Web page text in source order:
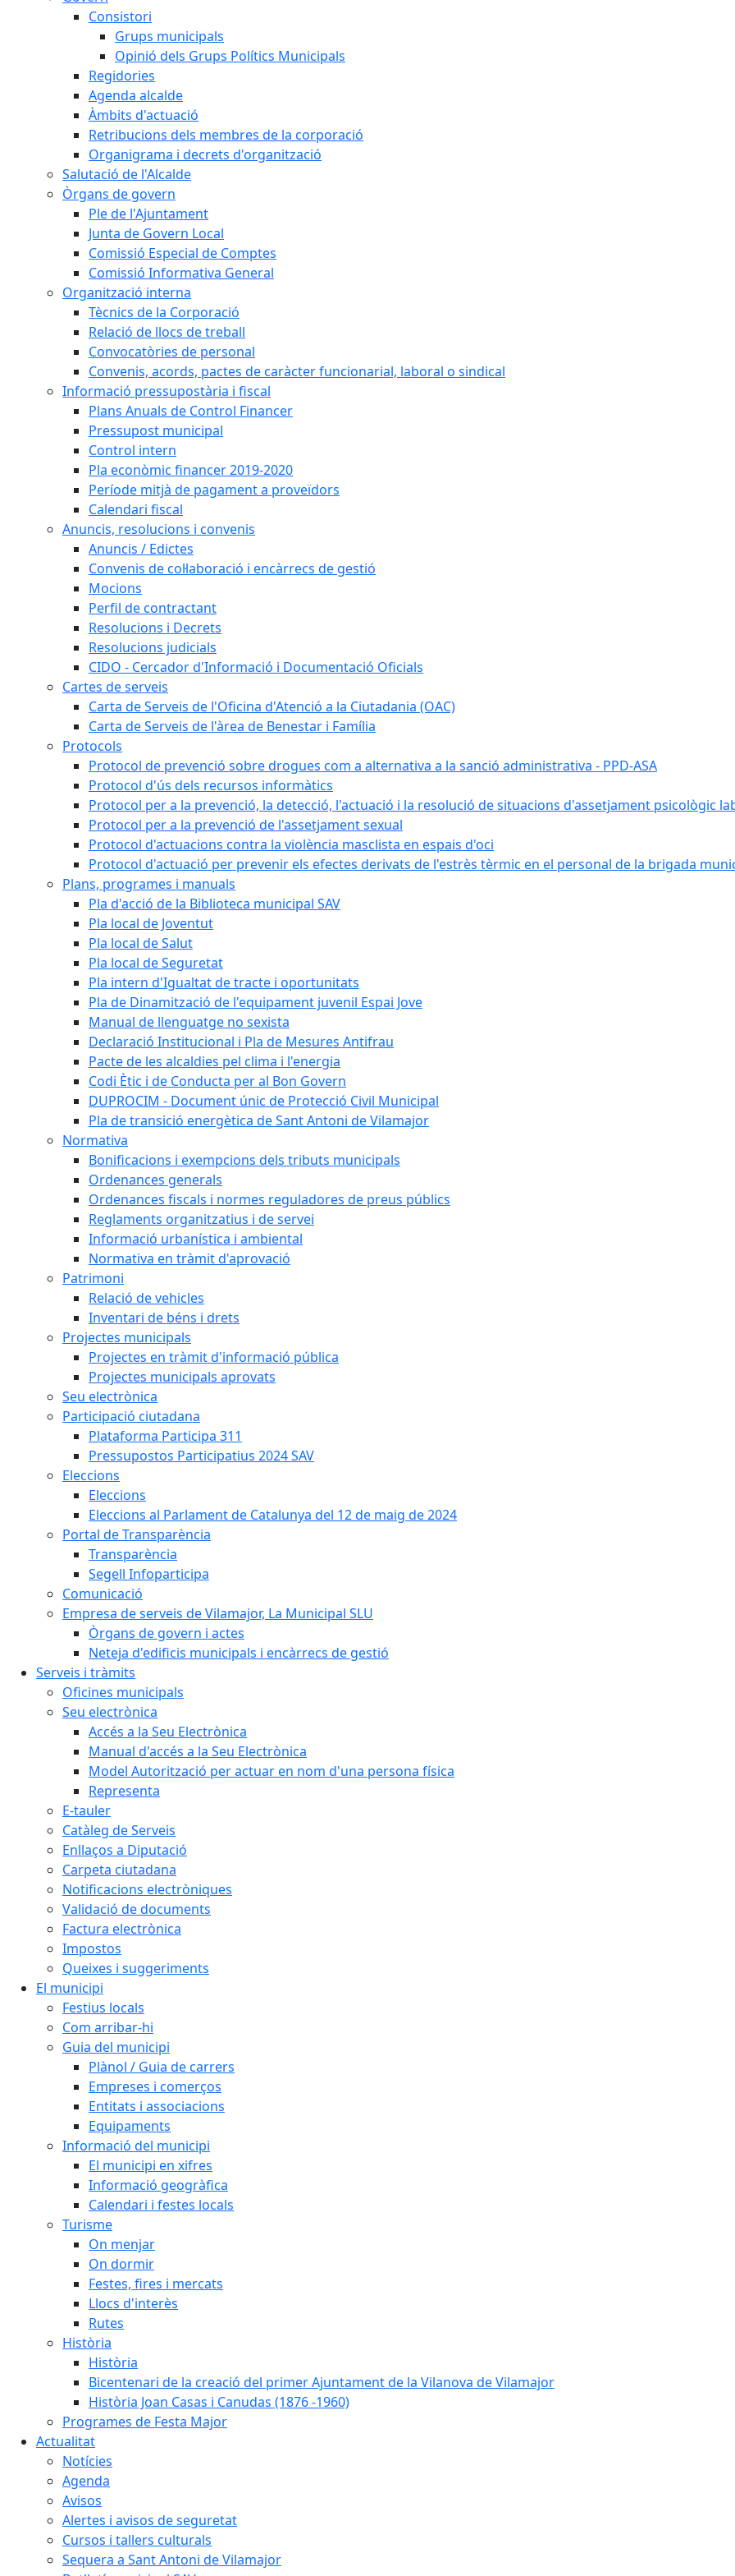
Consistori
Grups municipals
Opinió dels Grups Polítics Municipals
Regidories
Agenda alcalde
Àmbits d'actuació
Retribucions dels membres de la corporació
Organigrama i decrets d'organització
Salutació de l'Alcalde
Òrgans de govern
Ple de l'Ajuntament
Junta de Govern Local
Comissió Especial de Comptes
Comissió Informativa General
Organització interna
Tècnics de la Corporació
Relació de llocs de treball
Convocatòries de personal
Convenis, acords, pactes de caràcter funcionarial, laboral o sindical
Informació pressupostària i fiscal
Plans Anuals de Control Financer
Pressupost municipal
Control intern
Pla econòmic financer 2019-2020
Període mitjà de pagament a proveïdors
Calendari fiscal
Anuncis, resolucions i convenis
Anuncis / Edictes
Convenis de col·laboració i encàrrecs de gestió
Mocions
Perfil de contractant
Resolucions i Decrets
Resolucions judicials
CIDO - Cercador d'Informació i Documentació Oficials
Cartes de serveis
Carta de Serveis de l'Oficina d'Atenció a la Ciutadania (OAC)
Carta de Serveis de l'àrea de Benestar i Família
Protocols
Protocol de prevenció sobre drogues com a alternativa a la sanció administrativa - PPD-ASA
Protocol d'ús dels recursos informàtics
Protocol per a la prevenció, la detecció, l'actuació i la resolució de situacions d'assetjament psicològic
Protocol per a la prevenció de l'assetjament sexual
Protocol d'actuacions contra la violència masclista en espais d'oci
Protocol d'actuació per prevenir els efectes derivats de l'estrès tèrmic en el personal de la brigada
Plans, programes i manuals
Pla d'acció de la Biblioteca municipal SAV
Pla local de Joventut
Pla local de Salut
Pla local de Seguretat
Pla intern d'Igualtat de tracte i oportunitats
Pla de Dinamització de l'equipament juvenil Espai Jove
Manual de llenguatge no sexista
Declaració Institucional i Pla de Mesures Antifrau
Pacte de les alcaldies pel clima i l'energia
Codi Ètic i de Conducta per al Bon Govern
DUPROCIM - Document únic de Protecció Civil Municipal
Pla de transició energètica de Sant Antoni de Vilamajor
Normativa
Bonificacions i exempcions dels tributs municipals
Ordenances generals
Ordenances fiscals i normes reguladores de preus públics
Reglaments organitzatius i de servei
Informació urbanística i ambiental
Normativa en tràmit d'aprovació
Patrimoni
Relació de vehicles
Inventari de béns i drets
Projectes municipals
Projectes en tràmit d'informació pública
Projectes municipals aprovats
Seu electrònica
Participació ciutadana
Plataforma Participa 311
Pressupostos Participatius 2024 SAV
Eleccions
Eleccions
Eleccions al Parlament de Catalunya del 12 de maig de 2024
Portal de Transparència
Transparència
Segell Infoparticipa
Comunicació
Empresa de serveis de Vilamajor, La Municipal SLU
Òrgans de govern i actes
Neteja d'edificis municipals i encàrrecs de gestió
Serveis i tràmits
Oficines municipals
Seu electrònica
Accés a la Seu Electrònica
Manual d'accés a la Seu Electrònica
Model Autorització per actuar en nom d'una persona física
Representa
E-tauler
Catàleg de Serveis
Enllaços a Diputació
Carpeta ciutadana
Notificacions electròniques
Validació de documents
Factura electrònica
Impostos
Queixes i suggeriments
El municipi
Festius locals
Com arribar-hi
Guia del municipi
Plànol / Guia de carrers
Empreses i comerços
Entitats i associacions
Equipaments
Informació del municipi
El municipi en xifres
Informació geogràfica
Calendari i festes locals
Turisme
On menjar
On dormir
Festes, fires i mercats
Llocs d'interès
Rutes
Història
Història
Bicentenari de la creació del primer Ajuntament de la Vilanova de Vilamajor
Història Joan Casas i Canudas (1876 -1960)
Programes de Festa Major
Actualitat
Notícies
Agenda
Avisos
Alertes i avisos de seguretat
Cursos i tallers culturals
Sequera a Sant Antoni de Vilamajor